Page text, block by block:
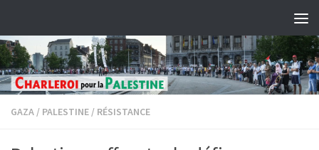
GAZA / PALESTINE / RÉSISTANCE